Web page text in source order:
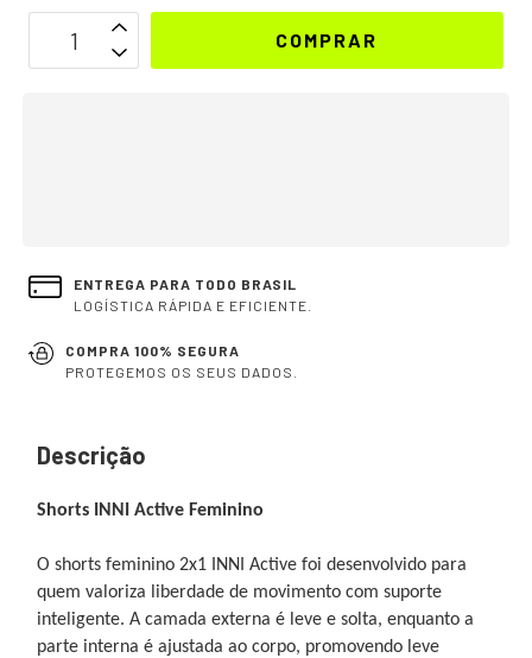
ENTREGA PARA TODO BRASIL
LOGÍSTICA RÁPIDA E EFICIENTE.
COMPRA 100% SEGURA
PROTEGEMOS OS SEUS DADOS.
Descrição
Shorts INNI Active Feminino
O shorts feminino 2x1 INNI Active foi desenvolvido para
quem valoriza liberdade de movimento com suporte
inteligente. A camada externa é leve e solta, enquanto a
parte interna é ajustada ao corpo, promovendo leve